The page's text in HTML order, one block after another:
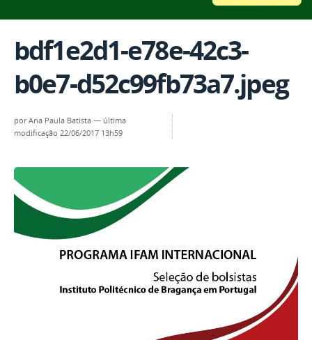
bdf1e2d1-e78e-42c3-
b0e7-d52c99fb73a7.jpeg
porAna Paula Batista — última
modificação 22/06/2017 13h59